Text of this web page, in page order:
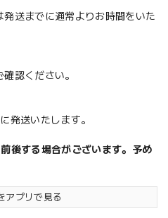
送までに通常よりお時間をいた
認ください。
発送いたします。
後する場合がございます。予め
アプリで見る